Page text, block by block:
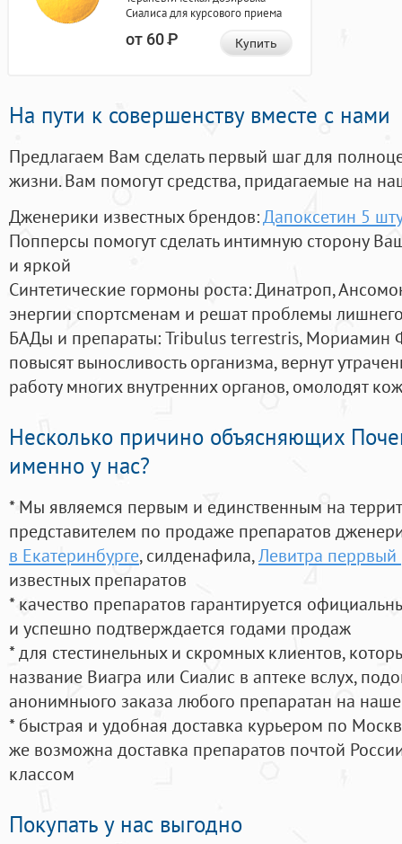
Сиалиса для курсового приема
от 60Р Купить
На пути к совершенству вместе с нами
Предлагаем Вам сделать первый шаг для
жизни. Вам помогут средства, придагаемые на
Дженерики известных брендов:Дапоксетин 5
Попперсы помогут сделать интимную сторону
и яркой
Синтетические гормоны роста: Динатроп,
энергии спортсменам и решат проблемы
БАДы и препараты:Tribulus terrestris, Мориамин
повысят выносливость организма, вернут
работу многих внутренних органов, омолодят
Несколько причино объясняющих
именно у нас?
* Мы являемся первым и единственным на
представителем по продаже препаратов
в Екатеринбурге, силденафила,Левитра перрвый
известных препаратов
* качество препаратов гарантируется
и успешно подтверждается годами продаж
* для стестинельных и скромных клиентов,
название Виагра или Сиалис в аптеке вслух,
анонимныого заказа любого препаратан на
* быстрая и удобная доставка курьером по
же возможна доставка препаратов почтой
классом
Покупать у нас выгодно